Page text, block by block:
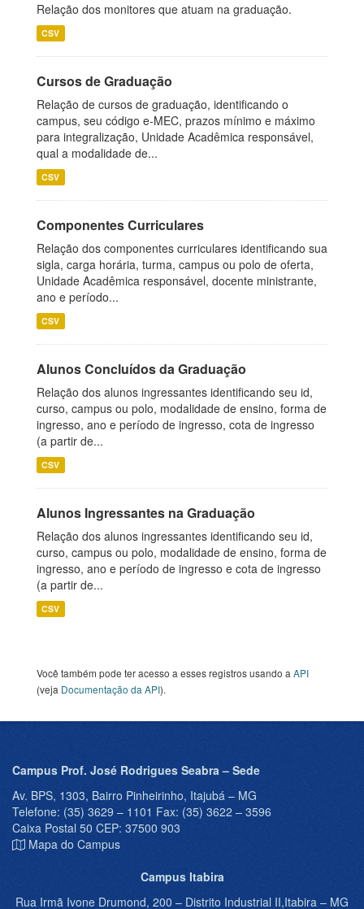
Relação dos monitores que atuam na graduação.
CSV
Cursos de Graduação
Relação de cursos de graduação, identificando o
campus, seu código e-MEC, prazos mínimo e máximo
para integralização, Unidade Acadêmica responsável,
qual a modalidade de...
CSV
Componentes Curriculares
Relação dos componentes curriculares identificando sua
sigla, carga horária, turma, campus ou polo de oferta,
Unidade Acadêmica responsável, docente ministrante,
ano e período...
CSV
Alunos Concluídos da Graduação
Relação dos alunos ingressantes identificando seu id,
curso, campus ou polo, modalidade de ensino, forma de
ingresso, ano e período de ingresso, cota de ingresso
(a partir de...
CSV
Alunos Ingressantes na Graduação
Relação dos alunos ingressantes identificando seu id,
curso, campus ou polo, modalidade de ensino, forma de
ingresso, ano e período de ingresso e cota de ingresso
(a partir de...
CSV
Você também pode ter acesso a esses registros usando a API
(veja Documentação da API).
Campus Prof. José Rodrigues Seabra – Sede
Av. BPS, 1303, Bairro Pinheirinho, Itajubá – MG
Telefone: (35) 3629 – 1101 Fax: (35) 3622 – 3596
Caixa Postal 50 CEP: 37500 903
Mapa do Campus
Campus Itabira
Rua Irmã Ivone Drumond, 200 – Distrito Industrial II,Itabira – MG